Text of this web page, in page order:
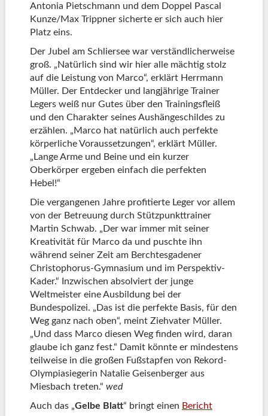
Antonia Pietschmann und dem Doppel Pascal
Kunze/Max Trippner sicherte er sich auch hier
Platz eins.
Der Jubel am Schliersee war verständlicherweise
groß. „Natürlich sind wir hier alle mächtig stolz
auf die Leistung von Marco“, erklärt Herrmann
Müller. Der Entdecker und langjährige Trainer
Legers weiß nur Gutes über den Trainingsfleiß
und den Charakter seines Aushängeschildes zu
erzählen. „Marco hat natürlich auch perfekte
körperliche Voraussetzungen“, erklärt Müller.
„Lange Arme und Beine und ein kurzer
Oberkörper ergeben einfach die perfekten
Hebel!“
Die vergangenen Jahre profitierte Leger vor allem
von der Betreuung durch Stützpunkttrainer
Martin Schwab. „Der war immer mit seiner
Kreativität für Marco da und puschte ihn
während seiner Zeit am Berchtesgadener
Christophorus-Gymnasium und im Perspektiv-
Kader.“ Inzwischen absolviert der junge
Weltmeister eine Ausbildung bei der
Bundespolizei. „Das ist die perfekte Basis, für den
Weg ganz nach oben“, meint Ziehvater Müller.
„Und dass Marco diesen Weg finden wird, daran
glaube ich ganz fest.“ Damit könnte er mindestens
teilweise in die großen Fußstapfen von Rekord-
Olympiasiegerin Natalie Geisenberger aus
Miesbach treten.“ wed
Auch das „Gelbe Blatt“ bringt einen Bericht